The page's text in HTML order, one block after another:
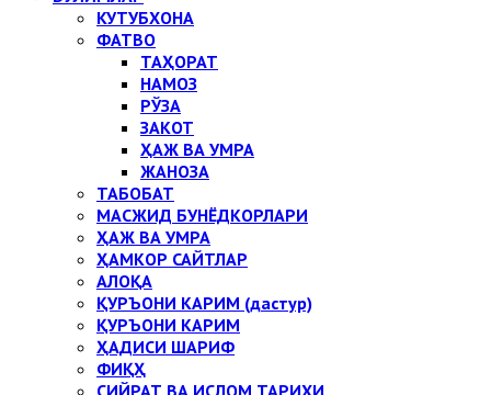
КУТУБХОНА
ФАТВО
ТАҲОРАТ
НАМОЗ
РЎЗА
ЗАКОТ
ҲАЖ ВА УМРА
ЖАНОЗА
ТАБОБАТ
МАСЖИД БУНЁДКОРЛАРИ
ҲАЖ ВА УМРА
ҲАМКОР САЙТЛАР
АЛОҚА
ҚУРЪОНИ КАРИМ (дастур)
ҚУРЪОНИ КАРИМ
ҲАДИСИ ШАРИФ
ФИҚҲ
СИЙРАТ ВА ИСЛОМ ТАРИХИ